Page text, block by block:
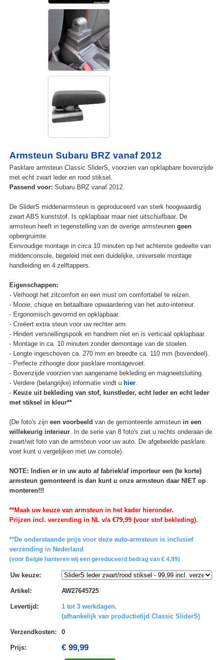
Armsteun Subaru BRZ vanaf 2012
Pasklare armsteun Classic SliderS, voorzien van opklapbare bovenzijde
met echt zwart leder en rood stiksel.
Passend voor: Subaru BRZ vanaf 2012.
De SliderS middenarmsteun is geproduceerd van sterk hoogwaardig
zwart ABS kunststof. Is opklapbaar maar niet uitschuifbaar. De
armsteun heeft in tegenstelling van de overige armsteunen geen
opbergruimte.
Eenvoudige montage in circa 10 minuten op het achterste gedeelte van
middenconsole, begeleid met een duidelijke, universele montage
handleiding en 4 zelftappers.
Eigenschappen:
- Verhoogt het zitcomfort en een must om comfortabel te reizen.
- Mooie, chique en betaalbare opwaardering van het auto-interieur.
- Ergonomisch gevormd en opklapbaar.
- Creëert extra steun voor uw rechter arm.
- Hindert versnellingspook en handrem niet en is verticaal opklapbaar.
- Montage in ca. 10 minuten zonder demontage van de stoelen.
- Lengte ingeschoven ca. 270 mm en breedte ca. 110 mm (bovendeel).
- Perfecte zithoogte door pasklare montagevoet.
- Bovenzijde voorzien van aangename bekleding en magneetsluiting.
- Verdere (belangrijke) informatie vindt u hier.
- Keuze uit bekleding van stof, kunstleder, echt leder en echt leder
met stiksel in kleur**
(De foto's zijn een voorbeeld van de gemonteerde armsteun in een
willekeurig interieur. In de serie van 8 foto's ziet u rechts onderaan de
zwart/wit foto van de armsteun voor uw auto. De afgebeelde pasklare
voet kunt u vergelijken met uw console).
NOTE: Indien er in uw auto af fabriek/af importeur een (te korte)
armsteun gemonteerd is dan kunt u onze armsteun daar NIET op
monteren!!!
**Maak uw keuze van armsteun in het kader hieronder.
Prijzen incl. verzending in NL v/a €79,99 (voor stof bekleding).
**De onderstaande prijs voor deze auto-armsteun is inclusief
verzending in Nederland
(voor Belgie hanteren wij een gereduceerd bedrag van € 4,99)
Uw keuze:
Artikel : AW27645725
Levertijd :
1 tot 3 werkdagen.
(afhankelijk van productietijd Classic SliderS)
Verzendkosten: 0
Prijs: € 99,99